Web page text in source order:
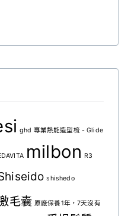
ghd 專業熱能造型梳 - Glide
milbon R3
shishedo
毛囊 原廠保養1年，7天沒有